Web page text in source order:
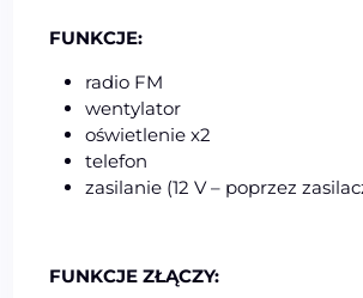
FUNKCJE:
radio FM
wentylator
oświetlenie x2
telefon
zasilanie (12 V – poprzez
FUNKCJE ZŁĄCZY: